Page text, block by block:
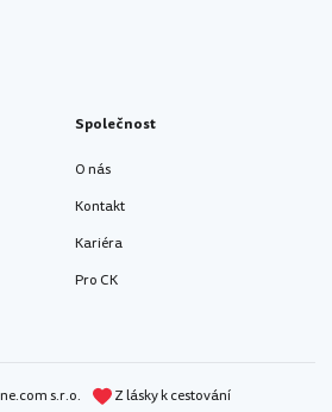
Společnost
O nás
Kontakt
Kariéra
Pro CK
s.r.o. Z lásky k cestování